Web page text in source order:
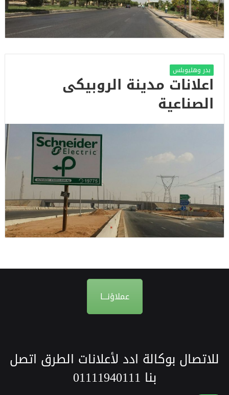
بدر وهليوبلس
اعلانات مدينة الروبيكى
الصناعية
عملاؤنـــا
للاتصال بوكالة ادد لأعلانات الطرق اتصل
بنا 01111940111